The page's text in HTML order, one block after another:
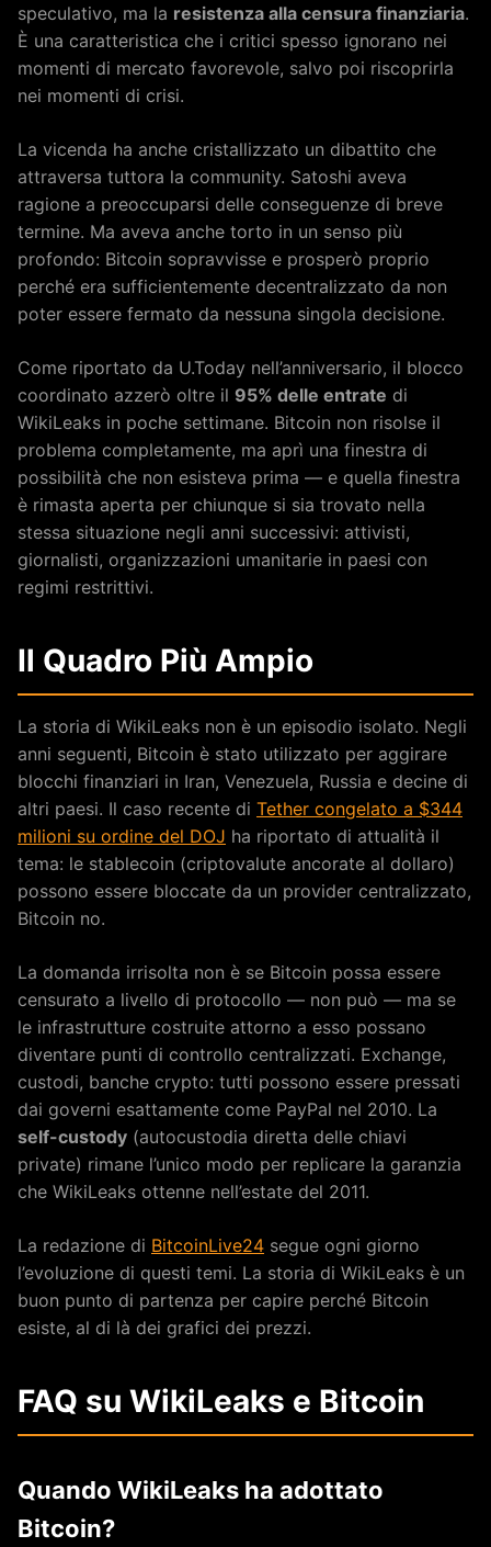
speculativo, ma la resistenza alla censura finanziaria.
È una caratteristica che i critici spesso ignorano nei
momenti di mercato favorevole, salvo poi riscoprirla
nei momenti di crisi.
La vicenda ha anche cristallizzato un dibattito che
attraversa tuttora la community. Satoshi aveva
ragione a preoccuparsi delle conseguenze di breve
termine. Ma aveva anche torto in un senso più
profondo: Bitcoin sopravvisse e prosperò proprio
perché era sufficientemente decentralizzato da non
poter essere fermato da nessuna singola decisione.
Come riportato da U.Today nell’anniversario, il blocco
coordinato azzerò oltre il 95% delle entrate di
WikiLeaks in poche settimane. Bitcoin non risolse il
problema completamente, ma aprì una finestra di
possibilità che non esisteva prima — e quella finestra
è rimasta aperta per chiunque si sia trovato nella
stessa situazione negli anni successivi: attivisti,
giornalisti, organizzazioni umanitarie in paesi con
regimi restrittivi.
Il Quadro Più Ampio
La storia di WikiLeaks non è un episodio isolato. Negli
anni seguenti, Bitcoin è stato utilizzato per aggirare
blocchi finanziari in Iran, Venezuela, Russia e decine di
altri paesi. Il caso recente di Tether congelato a $344
milioni su ordine del DOJ ha riportato di attualità il
tema: le stablecoin (criptovalute ancorate al dollaro)
possono essere bloccate da un provider centralizzato,
Bitcoin no.
La domanda irrisolta non è se Bitcoin possa essere
censurato a livello di protocollo — non può — ma se
le infrastrutture costruite attorno a esso possano
diventare punti di controllo centralizzati. Exchange,
custodi, banche crypto: tutti possono essere pressati
dai governi esattamente come PayPal nel 2010. La
self-custody (autocustodia diretta delle chiavi
private) rimane l’unico modo per replicare la garanzia
che WikiLeaks ottenne nell’estate del 2011.
La redazione di BitcoinLive24 segue ogni giorno
l’evoluzione di questi temi. La storia di WikiLeaks è un
buon punto di partenza per capire perché Bitcoin
esiste, al di là dei grafici dei prezzi.
FAQ su WikiLeaks e Bitcoin
Quando WikiLeaks ha adottato
Bitcoin?